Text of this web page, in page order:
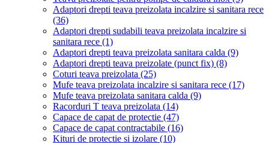
Adaptori drepti teava preizolata incalzire si sanitara rece
(36)
Adaptori drepti sudabili teava preizolata incalzire si
sanitara rece (1)
Adaptori drepti teava preizolata sanitara calda (9)
Adaptori drepti teava preizolate (punct fix) (8)
Coturi teava preizolata (25)
Mufe teava preizolata incalzire si sanitara rece (17)
Mufe teava preizolata sanitara calda (9)
Racorduri T teava preizolata (14)
Capace de capat de protectie (47)
Capace de capat contractabile (16)
Kituri de protectie si izolare (10)